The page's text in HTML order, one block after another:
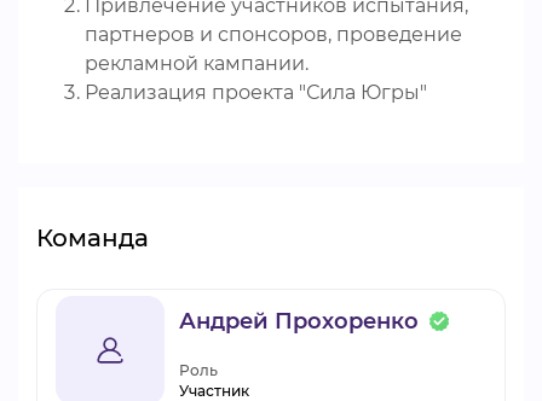
Привлечение участников испытания,
партнеров и спонсоров, проведение
рекламной кампании.
Реализация проекта "Сила Югры"
Команда
Андрей Прохоренко
Роль
Участник